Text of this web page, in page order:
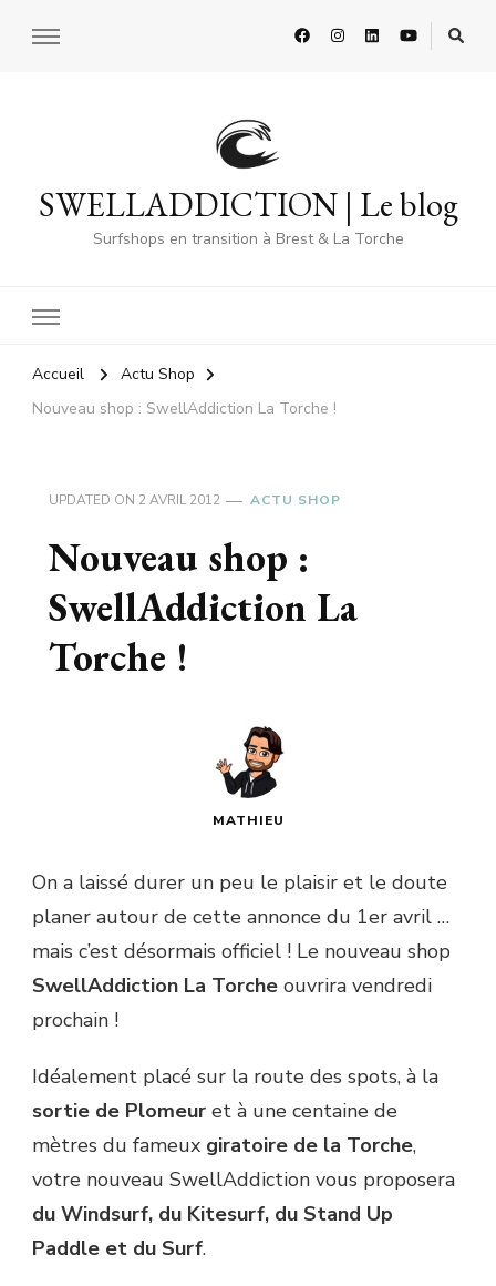
SWELLADDICTION | Le blog
Surfshops en transition à Brest & La Torche
Accueil
Actu Shop
Nouveau shop : SwellAddiction La Torche !
UPDATED ON 2 AVRIL 2012 ACTU SHOP
Nouveau shop :
SwellAddiction La
Torche !
MATHIEU
On a laissé durer un peu le plaisir et le doute
planer autour de cette annonce du 1er avril …
mais c’est désormais officiel ! Le nouveau shop
SwellAddiction La Torche ouvrira vendredi
prochain !
Idéalement placé sur la route des spots, à la
sortie de Plomeur et à une centaine de
mètres du fameux giratoire de la Torche,
votre nouveau SwellAddiction vous proposera
du Windsurf, du Kitesurf, du Stand Up
Paddle et du Surf.